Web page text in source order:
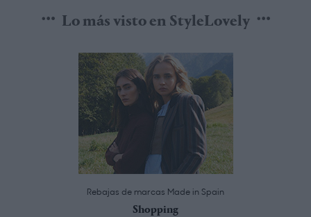
Lo más visto en StyleLovely
Rebajas de marcas Made in Spain
Shopping